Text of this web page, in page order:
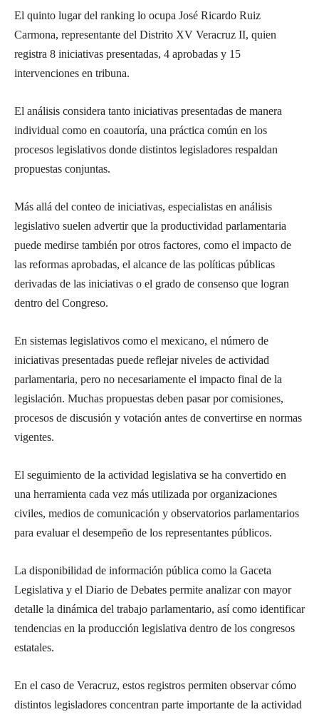
El quinto lugar del ranking lo ocupa José Ricardo Ruiz
Carmona, representante del Distrito XV Veracruz II, quien
registra 8 iniciativas presentadas, 4 aprobadas y 15
intervenciones en tribuna.
El análisis considera tanto iniciativas presentadas de manera
individual como en coautoría, una práctica común en los
procesos legislativos donde distintos legisladores respaldan
propuestas conjuntas.
Más allá del conteo de iniciativas, especialistas en análisis
legislativo suelen advertir que la productividad parlamentaria
puede medirse también por otros factores, como el impacto de
las reformas aprobadas, el alcance de las políticas públicas
derivadas de las iniciativas o el grado de consenso que logran
dentro del Congreso.
En sistemas legislativos como el mexicano, el número de
iniciativas presentadas puede reflejar niveles de actividad
parlamentaria, pero no necesariamente el impacto final de la
legislación. Muchas propuestas deben pasar por comisiones,
procesos de discusión y votación antes de convertirse en normas
vigentes.
El seguimiento de la actividad legislativa se ha convertido en
una herramienta cada vez más utilizada por organizaciones
civiles, medios de comunicación y observatorios parlamentarios
para evaluar el desempeño de los representantes públicos.
La disponibilidad de información pública como la Gaceta
Legislativa y el Diario de Debates permite analizar con mayor
detalle la dinámica del trabajo parlamentario, así como identificar
tendencias en la producción legislativa dentro de los congresos
estatales.
En el caso de Veracruz, estos registros permiten observar cómo
distintos legisladores concentran parte importante de la actividad